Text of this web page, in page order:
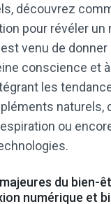
découvrez
pour révéler un
venu de donner
conscience et
les
naturels,
ou
du bien-
numérique et